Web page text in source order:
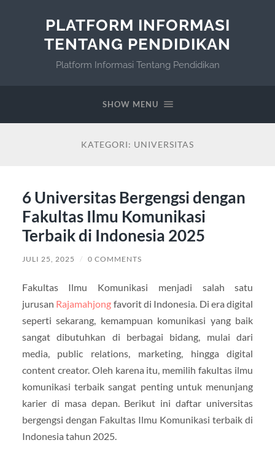
PLATFORM INFORMASI
TENTANG PENDIDIKAN
Platform Informasi Tentang Pendidikan
SHOW MENU
KATEGORI: UNIVERSITAS
6 Universitas Bergengsi dengan
Fakultas Ilmu Komunikasi
Terbaik di Indonesia 2025
JULI 25, 2025 / 0 COMMENTS
Fakultas Ilmu Komunikasi menjadi salah satu
jurusan Rajamahjong favorit di Indonesia. Di era digital
seperti sekarang, kemampuan komunikasi yang baik
sangat dibutuhkan di berbagai bidang, mulai dari
media, public relations, marketing, hingga digital
content creator. Oleh karena itu, memilih fakultas ilmu
komunikasi terbaik sangat penting untuk menunjang
karier di masa depan. Berikut ini daftar universitas
bergengsi dengan Fakultas Ilmu Komunikasi terbaik di
Indonesia tahun 2025.